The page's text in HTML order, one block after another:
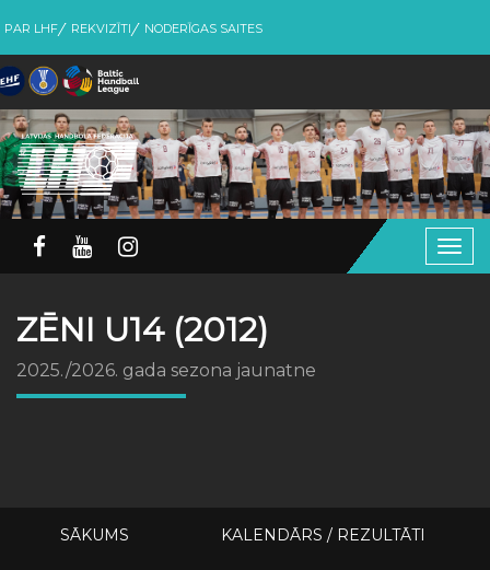
PAR LHF REKVIZĪTI NODERĪGAS SAITES
ZĒNI U14 (2012)
2025./2026. gada sezona jaunatne
SĀKUMS KALENDĀRS / REZULTĀTI